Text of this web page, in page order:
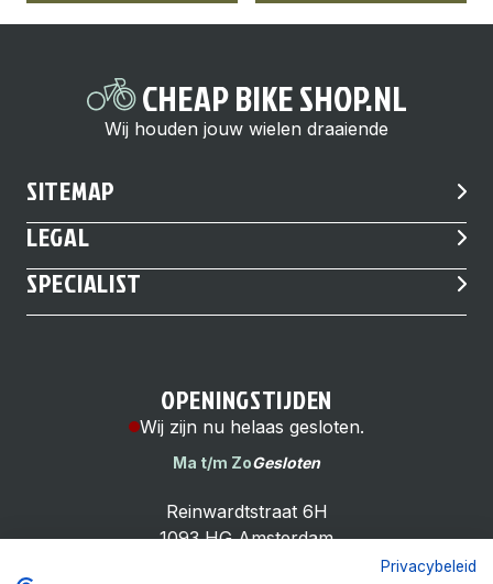
CHEAP BIKE SHOP.NL
Wij houden jouw wielen draaiende
SITEMAP
LEGAL
SPECIALIST
OPENINGSTIJDEN
Wij zijn nu helaas gesloten.
Ma t/m ZoGesloten
Reinwardtstraat 6H
1093 HG Amsterdam
Privacybeleid